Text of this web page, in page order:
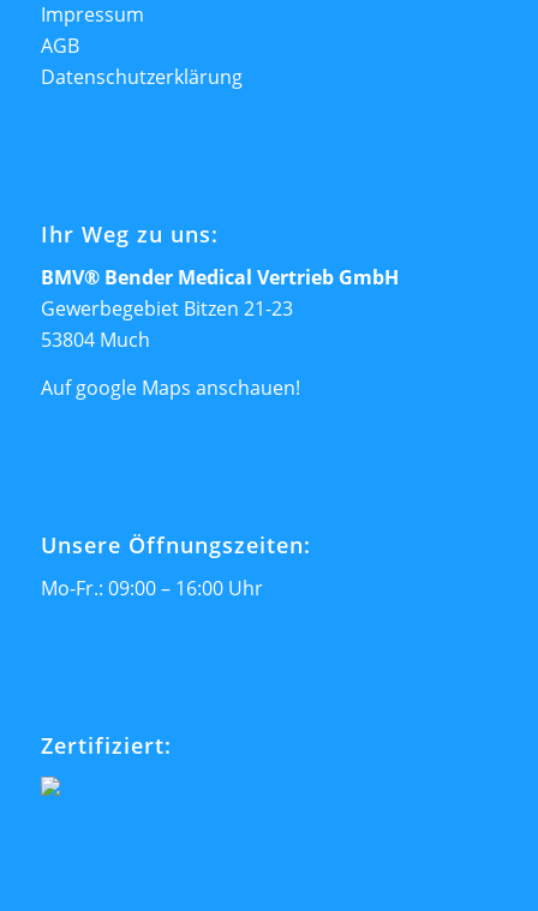
Impressum
AGB
Datenschutzerklärung
Ihr Weg zu uns:
BMV® Bender Medical Vertrieb GmbH
Gewerbegebiet Bitzen 21-23
53804 Much
Auf google Maps anschauen!
Unsere Öffnungszeiten:
Mo-Fr.: 09:00 – 16:00 Uhr
Zertifiziert: